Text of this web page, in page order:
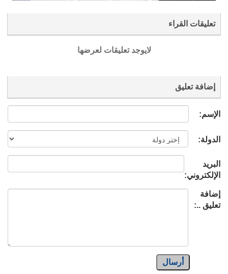
تعليقات القراء
لايوجد تعليقات لعرضها
إضافة تعليق
الإسم:
الدولة:
البريد
الإلكتروني:
إضافة
تعليق ..:
أرسال